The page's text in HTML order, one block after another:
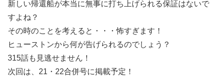
新しい帰還船が本当に無事に打ち上げられる保証はないで
すよね？
その時のことを考えると・・・怖すぎます！
ヒューストンから何が告げられるのでしょう？
315話も見逃せません！
次回は、21・22合併号に掲載予定！